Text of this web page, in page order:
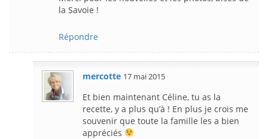
la Savoie !
Répondre
mercotte 17 mai 2015
Et bien maintenant Céline, tu as la
recette, y a plus qu’à ! En plus je crois me
souvenir que toute la famille les a bien
appréciés